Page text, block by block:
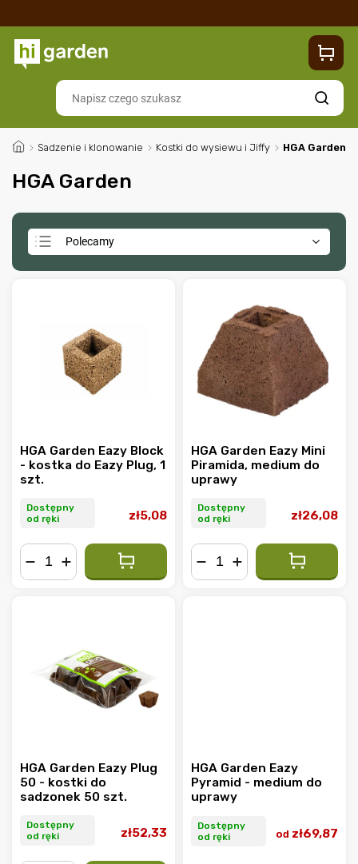
Contacts
Szukaj
/ Sadzenie i klonowanie / Kostki do wysiewu i Jiffy / HGA Garden
HGA Garden
Polecamy
Alfabetycznie
HGA Garden Eazy Block
- kostka do Eazy Plug, 1
szt.
Dostępny
od ręki
zł5,08
HGA Garden Eazy Mini
Piramida, medium do
uprawy
Dostępny
od ręki
zł26,08
HGA Garden Eazy Plug
50 - kostki do
sadzonek 50 szt.
Dostępny
od ręki
zł52,33
HGA Garden Eazy
Pyramid - medium do
uprawy
Dostępny
od ręki
od zł69,87